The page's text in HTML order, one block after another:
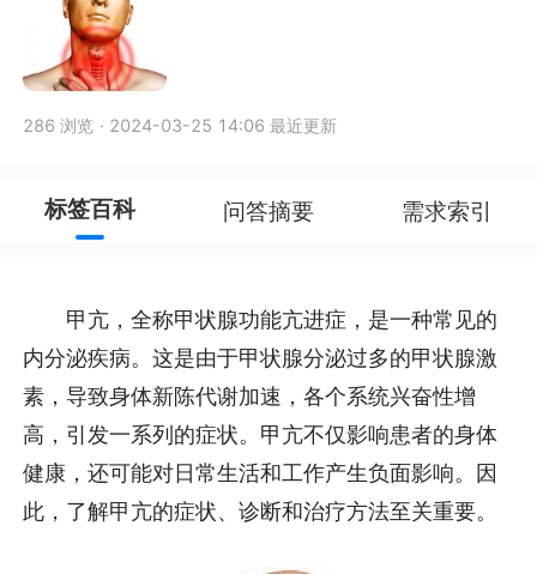
286 浏览 · 2024-03-25 14:06 最近更新
标签百科 问答摘要 需求索引
甲亢，全称甲状腺功能亢进症，是一种常见的
内分泌疾病。这是由于甲状腺分泌过多的甲状腺激
素，导致身体新陈代谢加速，各个系统兴奋性增
高，引发一系列的症状。甲亢不仅影响患者的身体
健康，还可能对日常生活和工作产生负面影响。因
此，了解甲亢的症状、诊断和治疗方法至关重要。